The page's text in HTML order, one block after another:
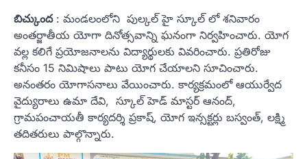
బిచ్కుంద: మండలంలోని పుల్కల్ హై స్కూల్ లో శనివారం
అంతర్జాతీయ యోగా దినోత్సవాన్ని ఘనంగా నిర్వహించారు. యోగ
వల్ల కలిగే ప్రయోజనాలను విద్యార్థులకు వివరించారు. ప్రతిరోజు
కనీసం 15 నిమిషాలు పాటు యోగ చేయాలని సూచించారు.
అనంతరం యోగాసనాలు వేయించారు. కార్యక్రమంలో ఆయుర్వేద
వైద్యురాలు ఉమా దేవి, స్కూల్ హెడ్ మాస్టర్ ఆనంద్,
గ్రామపంచాయతీ కార్యదర్శి ప్రకాష్, యోగ ఇన్సక్టర్లు బస్వంత్, లక్ష్మి
తదితరులు పాల్గొన్నారు.